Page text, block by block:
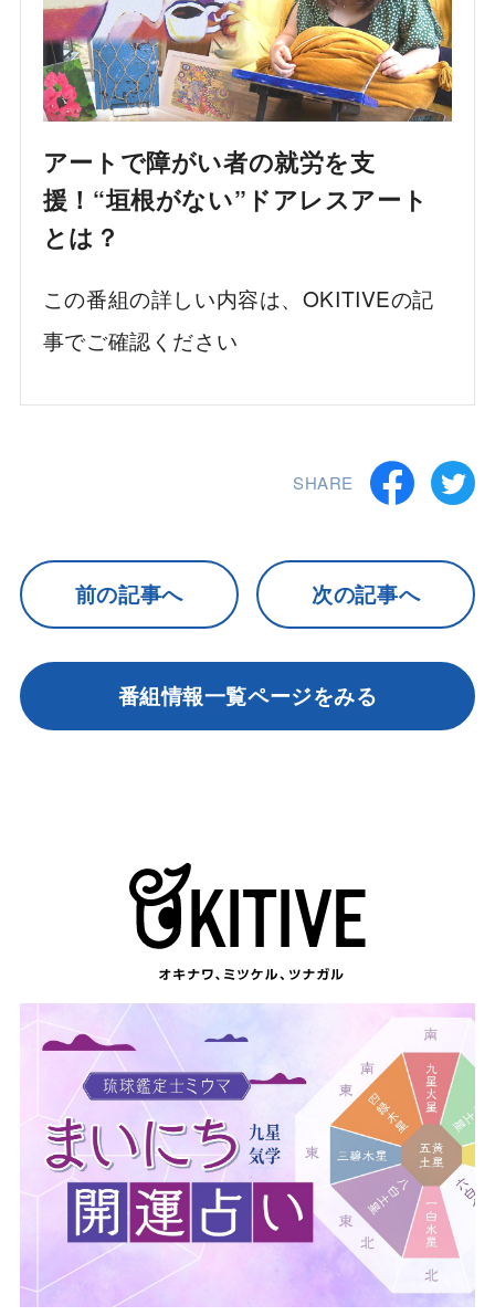
アートで障がい者の就労を支
援！“垣根がない”ドアレスアート
とは？
この番組の詳しい内容は、OKITIVEの記
事でご確認ください
SHARE
前の記事へ 次の記事へ
番組情報一覧ページをみる